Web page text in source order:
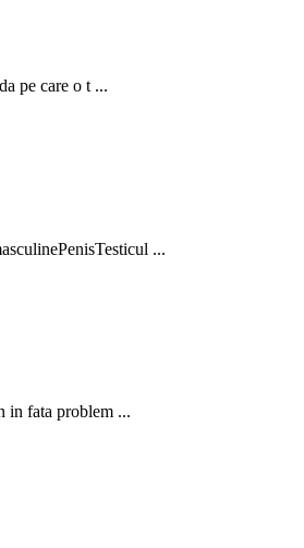
pe care o t ...
...
in fata problem ...